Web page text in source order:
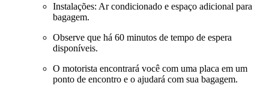
Instalações: Ar condicionado e espaço adicional para
bagagem.
Observe que há 60 minutos de tempo de espera
disponíveis.
O motorista encontrará você com uma placa em um
ponto de encontro e o ajudará com sua bagagem.